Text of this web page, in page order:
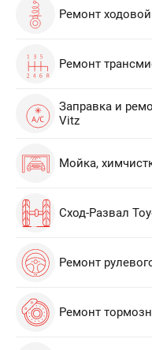
Ремонт
Ремонт
Заправка и
Vitz
Мойка,
Сход-Развал
Ремонт
Ремонт